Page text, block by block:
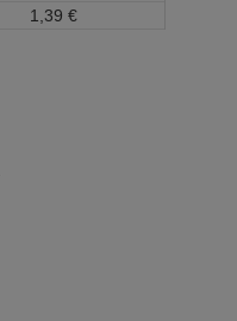
1, 39 €